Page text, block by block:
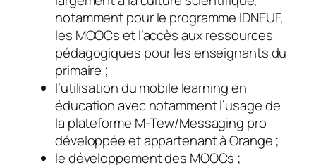
notamment pour le programme IDNEUF,
les MOOCs et l’accès aux ressources
pédagogiques pour les enseignants du
primaire ;
l’utilisation du mobile learning en
éducation avec notamment l’usage de
la plateforme M-Tew/Messaging pro
développée et appartenant à Orange ;
le développement des MOOCs ;